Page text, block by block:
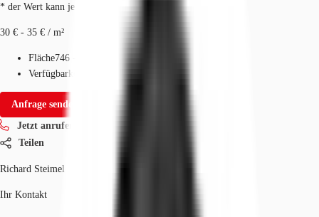
* der Wert kann je nach Vertragslaufzeit variieren.
30 € - 35 € / m²
Fläche746 - 24.730 m²
Verfügbarkeit
Anfrage senden
Jetzt anrufen
Teilen
Richard Steimel
Ihr Kontakt